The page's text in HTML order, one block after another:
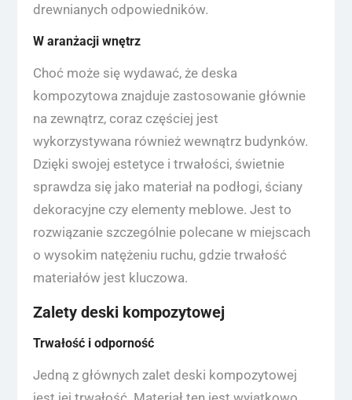
drewnianych odpowiedników.
W aranżacji wnętrz
Choć może się wydawać, że deska
kompozytowa znajduje zastosowanie głównie
na zewnątrz, coraz częściej jest
wykorzystywana również wewnątrz budynków.
Dzięki swojej estetyce i trwałości, świetnie
sprawdza się jako materiał na podłogi, ściany
dekoracyjne czy elementy meblowe. Jest to
rozwiązanie szczególnie polecane w miejscach
o wysokim natężeniu ruchu, gdzie trwałość
materiałów jest kluczowa.
Zalety deski kompozytowej
Trwałość i odporność
Jedną z głównych zalet deski kompozytowej